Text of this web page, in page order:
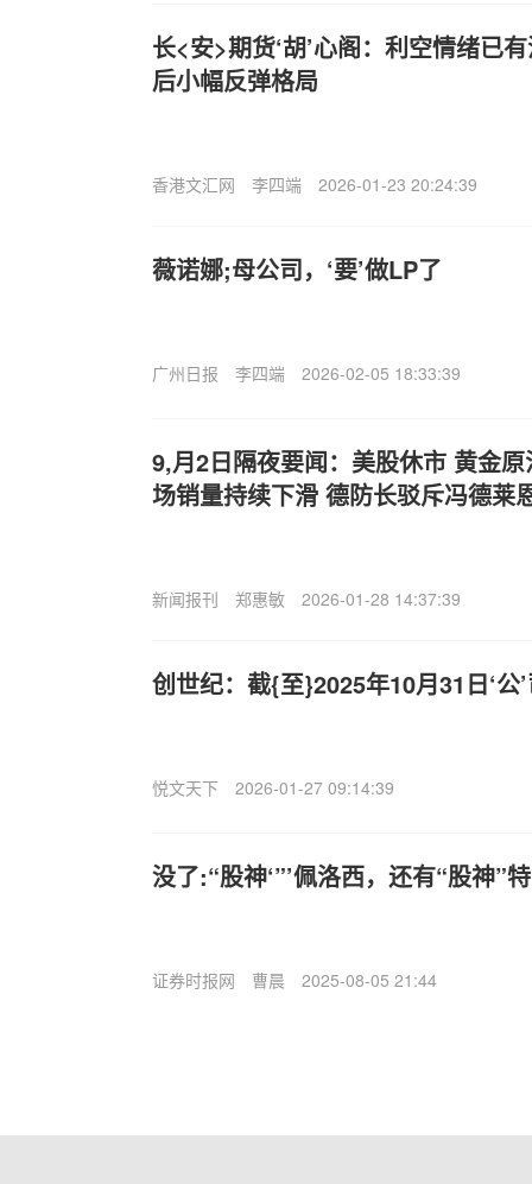
长<安>期货‘胡’心阁：利空情绪已
后小幅反弹格局
香港文汇网 李四端 2026-01-23 20:24:39
薇诺娜;母公司，‘要’做LP了
广州日报 李四端 2026-02-05 18:33:39
9,月2日隔夜要闻：美股休市 黄金
场销量持续下滑 德防长驳斥冯德莱
新闻报刊 郑惠敏 2026-01-28 14:37:39
创世纪：截{至}2025年10月31日‘公
悦文天下 2026-01-27 09:14:39
没了:“股神‘”’佩洛西，还有“股神”
证券时报网 曹晨 2025-08-05 21:44